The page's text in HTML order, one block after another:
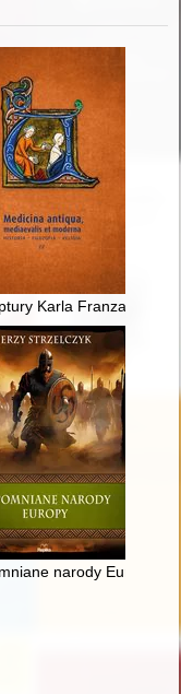
: cmentarz
Karla Franza
i narodu polskiego
narody Europy